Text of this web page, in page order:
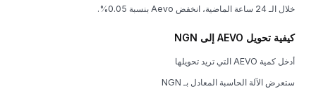
خلال الـ 24 ساعة الماضية، انخفض Aevo بنسبة 0.05%.
كيفية تحويل AEVO إلى NGN
أدخل كمية AEVO التي تريد تحويلها
ستعرض الآلة الحاسبة المعادل بـ NGN